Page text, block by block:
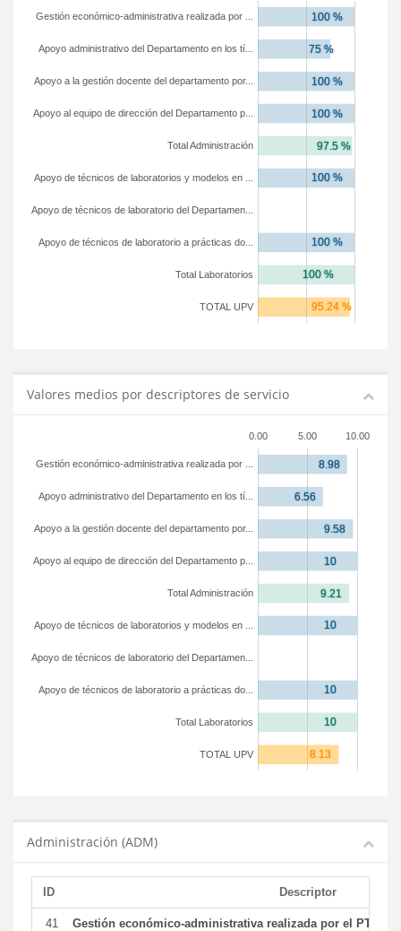
TOTAL UPV
Total Laboratorios
Apoyo de técnicos de laboratorio a prácticas do...
Apoyo de técnicos de laboratorio del Departamen...
Apoyo de técnicos de laboratorios y modelos en ...
Total Administración
Apoyo al equipo de dirección del Departamento p...
Apoyo a la gestión docente del departamento por...
Apoyo administrativo del Departamento en los tí...
Gestión económico-administrativa realizada por ...
Valores medios por descriptores de servicio
0.00 5.00 10.00
TOTAL UPV
Total Laboratorios
Apoyo de técnicos de laboratorio a prácticas do...
Apoyo de técnicos de laboratorio del Departamen...
Apoyo de técnicos de laboratorios y modelos en ...
Total Administración
Apoyo al equipo de dirección del Departamento p...
Apoyo a la gestión docente del departamento por...
Apoyo administrativo del Departamento en los tí...
Gestión económico-administrativa realizada por ...
Administración (ADM)
ID Descriptor
41 Gestión económico-administrativa realizada por el PTGAS